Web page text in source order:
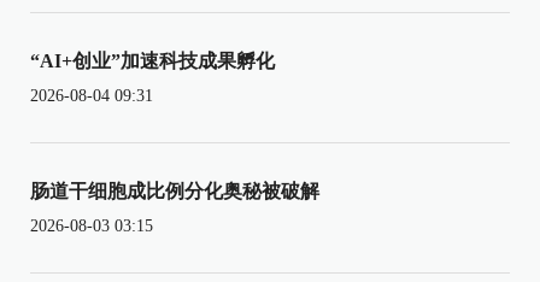
“AI+创业”加速科技成果孵化
2026-08-04 09:31
肠道干细胞成比例分化奥秘被破解
2026-08-03 03:15